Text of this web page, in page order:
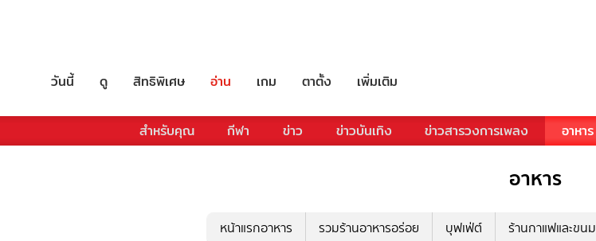
วันนี้ ดู สิทธิพิเศษ อ่าน เกม ตาตั้ง เพิ่มเติม
สำหรับคุณ กีฬา ข่าว ข่าวบันเทิง ข่าวสารวงการเพลง อาหาร
อาหาร
หน้าแรกอาหาร รวมร้านอาหารอร่อย บุฟเฟ่ต์ ร้านกาแฟและขนม